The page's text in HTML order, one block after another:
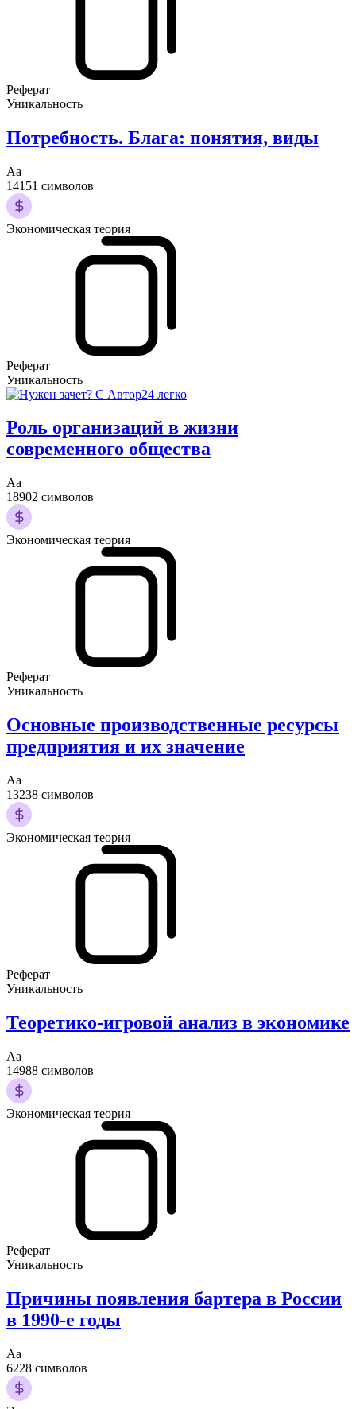
Реферат
Уникальность
Потребность. Блага: понятия, виды
Аа
14151 символов
Экономическая теория
Реферат
Уникальность
Роль организаций в жизни
современного общества
Аа
18902 символов
Экономическая теория
Реферат
Уникальность
Основные производственные ресурсы
предприятия и их значение
Аа
13238 символов
Экономическая теория
Реферат
Уникальность
Теоретико-игровой анализ в экономике
Аа
14988 символов
Экономическая теория
Реферат
Уникальность
Причины появления бартера в России
в 1990-е годы
Аа
6228 символов